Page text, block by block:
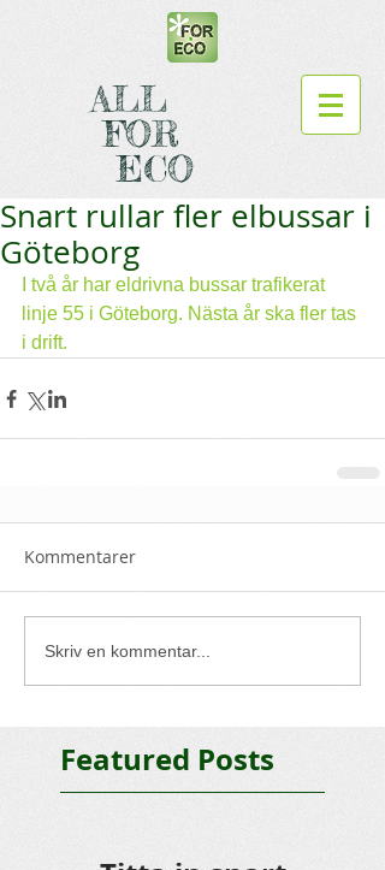
ALL
FOR
ECO
Featured Posts
Snart rullar fler elbussar i
Göteborg
I två år har eldrivna bussar trafikerat
linje 55 i Göteborg. Nästa år ska fler tas
i drift.
Kommentarer
Skriv en kommentar...